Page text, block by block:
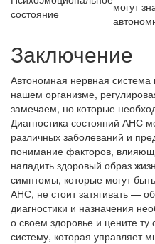
состояние
могут
Заключение
Автономная нервная
нашем организме,
замечаем, но которые
Диагностика состояний АНС
различных заболеваний и
понимание факторов,
наладить здоровый образ
симптомы, которые могут
АНС, не стоит затягивать —
диагностики и назначения
о своем здоровье и цените
систему, которая управляет